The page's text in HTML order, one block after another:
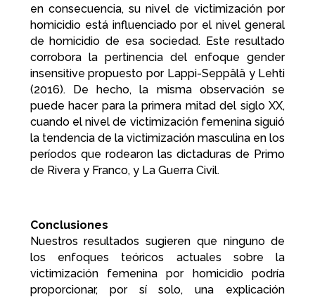
en consecuencia, su nivel de victimización por
homicidio está influenciado por el nivel general
de homicidio de esa sociedad. Este resultado
corrobora la pertinencia del enfoque gender
insensitive propuesto por Lappi-Seppälä y Lehti
(2016). De hecho, la misma observación se
puede hacer para la primera mitad del siglo XX,
cuando el nivel de victimización femenina siguió
la tendencia de la victimización masculina en los
períodos que rodearon las dictaduras de Primo
de Rivera y Franco, y La Guerra Civil.
Conclusiones
Nuestros resultados sugieren que ninguno de
los enfoques teóricos actuales sobre la
victimización femenina por homicidio podría
proporcionar, por sí solo, una explicación